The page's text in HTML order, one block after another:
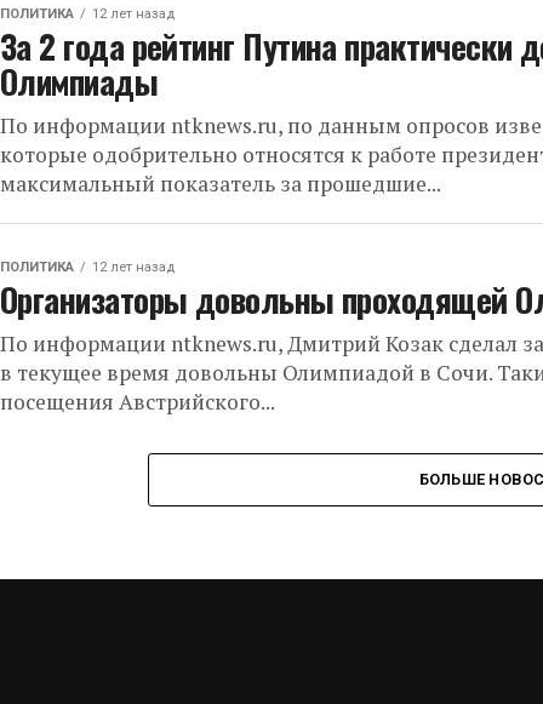
ПОЛИТИКА 12 лет назад
За 2 года рейтинг Путина практически
Олимпиады
По информации ntknews.ru, по данным опросов
которые одобрительно относятся к работе
максимальный показатель за прошедшие...
ПОЛИТИКА 12 лет назад
Организаторы довольны проходящей
По информации ntknews.ru, Дмитрий Козак сделал
в текущее время довольны Олимпиадой в Сочи.
посещения Австрийского...
БОЛЬШЕ